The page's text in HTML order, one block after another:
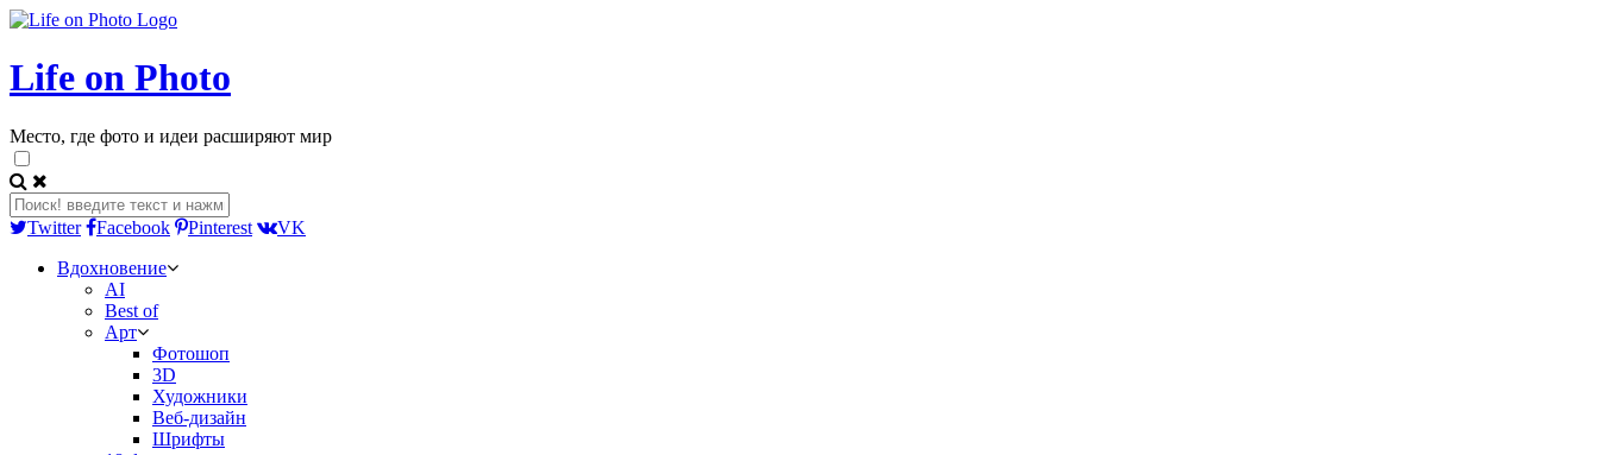
Life on Photo
Место, где фото и идеи расширяют мир
Twitter Facebook Pinterest
VK
Вдохновение
AI
Best of
Арт
Фотошоп
3D
Художники
Веб-дизайн
Шрифты